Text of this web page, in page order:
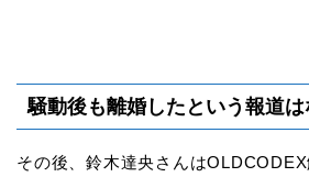
騒動後も離婚したという報道は
その後、鈴木達央さんは